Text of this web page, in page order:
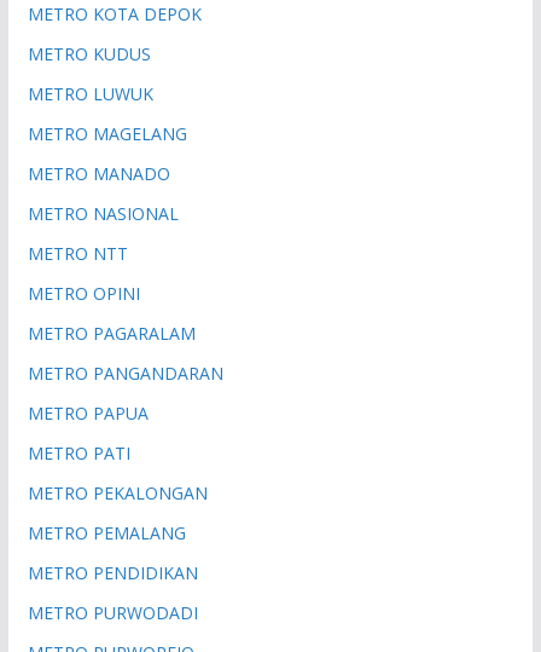
METRO KOTA DEPOK
METRO KUDUS
METRO LUWUK
METRO MAGELANG
METRO MANADO
METRO NASIONAL
METRO NTT
METRO OPINI
METRO PAGARALAM
METRO PANGANDARAN
METRO PAPUA
METRO PATI
METRO PEKALONGAN
METRO PEMALANG
METRO PENDIDIKAN
METRO PURWODADI